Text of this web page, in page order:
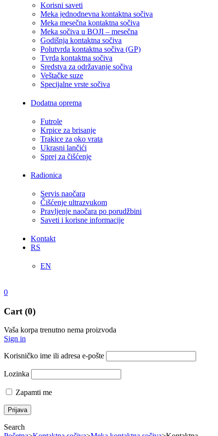
Korisni saveti
Meka jednodnevna kontaktna sočiva
Meka mesečna kontaktna sočiva
Meka sočiva u BOJI – mesečna
Godišnja kontaktna sočiva
Polutvrda kontaktna sočiva (GP)
Tvrda kontaktna sočiva
Sredstva za održavanje sočiva
Veštačke suze
Specijalne vrste sočiva
Dodatna oprema
Futrole
Krpice za brisanje
Trakice za oko vrata
Ukrasni lančići
Sprej za čišćenje
Radionica
Servis naočara
Čišćenje ultrazvukom
Pravljenje naočara po porudžbini
Saveti i korisne informacije
Kontakt
RS
EN
0
Cart (0)
Vaša korpa trenutno nema proizvoda
Sign in
Korisničko ime ili adresa e-pošte
Lozinka
Zapamti me
Search